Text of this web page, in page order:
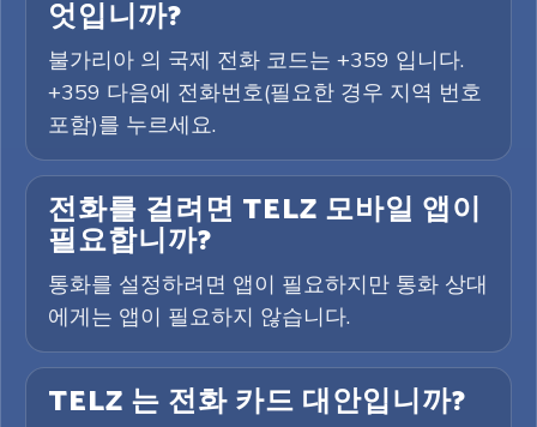
엇입니까?
불가리아 의 국제 전화 코드는 +359 입니다.
+359 다음에 전화번호(필요한 경우 지역 번호
포함)를 누르세요.
전화를 걸려면 TELZ 모바일 앱이
필요합니까?
통화를 설정하려면 앱이 필요하지만 통화 상대
에게는 앱이 필요하지 않습니다.
TELZ 는 전화 카드 대안입니까?